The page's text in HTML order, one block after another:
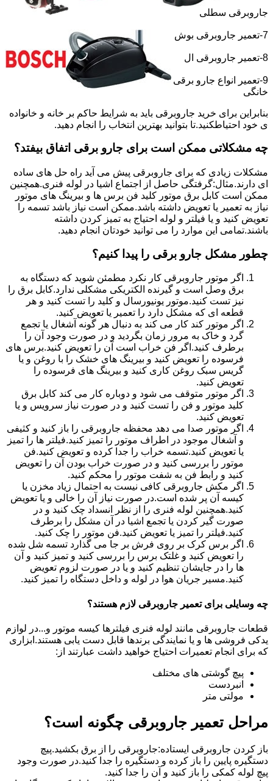
جاروبرقی سطلی
7-تعمیر جاروبرقی بوش
8-تعمیر جاروبرقی ال
9-تعمیر انواع جارو برقی
خانگی
بنابراین برای خرید جاروبرقی باید به شرایط حاکم بر خانه و خانواده
ی خود احتیاطکنید.تا بتوانید بهترین انتخاب را انجام دهید.
چه مشکلاتی ممکن است برای جارو برقی اتفاق بیفتد؟
مشکلات زیادی که برای جاروبرقی پیش می آید راه حل های ساده
ای دارند.مثال:گرفتگی حاصل از اجتماع اشیا در لوله فنری.همچنین
ممکن است کابل برق موتور کلید فن برس ها و بیرینگ های موتور
نیاز به تعمیر یا تعویض داشته باشد.ممکن است نیاز باشد تسمه را
تعویض کنید و یا فیلتر و لوله احتیاج به تمیز کردن داشته
باشند.تمامی این موارد را می توانید خودتان انجام دهید.
چطور مشکل جارو برقی را پیدا کنیم؟
اگر موتور جاروبرقی کار نکرد مطمئن شوید که دستگاه به
برق وصل است و گیرنده الکتریکی مشکلی ندارد.کابل برق را
نیز تست کنید.موتور یونیورسال و کلید را تست کنید و هر
قطعه ای که مشکل دارد را تعمیر یا تعویض کنید.
اگر موتور کند کار می کند به دنبال هر گونه آشغال یا تجمع
گرد و خاک به مرور زمان بگردید و در صورت وجود آن را
برطرف کنید.اگر فن خراب است آن را تعویض کنید.برس های
فرسوده را تعویض کنید و بیرینگ های خشک را با روغن و یا
گریس سبک روغن کاری کنید و بیرینگ های فرسوده را
تعویض کنید.
اگر موتور متوقف می شود و دوباره کار می کند کابل برق
کلید موتور و فن را تست کنید و در صورت نیاز سرویس و یا
تعویض کنید.
اگر موتور صدا می دهد محفظه جاروبرقی را باز کنید و کثیفی
و آشغال موجود در اطراف موتور را تمیز کنید.فیلتر ها را تمیز
یا تعویض کنید.تسمه خراب را جدا کرده و تعویض کنید.فن
موتور را بررسی کنید و در صورت خراب بودن آن را تعویض
کنید و رابط فن به شفت موتور را محکم کنید.
اگر مکش جاروبرقی کافی نیست به احتمال زیاد مخزن یا
کیسه آن پر شده است.در صورت نیاز آن را خالی و یا تعویض
کنید.همچنین لوله فنری را از نظر انسداد چک کنید و در
صورت گیر کردن یا تجمع اشیا در آن مشکل را برطرف
کنید.فیلتر را تمیز یا تعویض کنید.فن موتور را چک کنید.
اگر برس کرک بر روی فرش بر جا می گذارد تسمه شل شده
را تعویض کنید و غلتک برس را بررسی کنید و تمیز کنید و آن
ها را در جایشان تنظیم کنید و یا در صورت لزوم تعویض
کنید.مسیر جریان هوا در لوله و داخل دستگاه را تمیز کنید.
چه وسایلی برای تعمیر جاروبرقی لازم هستند؟
قطعات جاروبرقی مانند لوله فنری فیلترها کیسه موتور و...در لوازم
یدکی فروشی ها و یا نمایندگی برندها قابل دست یابی هستند.ابزاری
که برای انجام تعمیرات احتیاج خواهید داشت عبارتند از:
پیچ گوشتی های مختلف
انبردست
مولتی متر
مراحل تعمیر جاروبرقی چگونه است؟
باز کردن جاروبرقی ایستاده:جاروبرقی را از برق بکشید.پیچ
دستگیره پایین را باز کرده و دستگیره را جدا کنید.در صورت وجود
پیچ لوله کمکی را باز کنید و آن را جدا کنید.